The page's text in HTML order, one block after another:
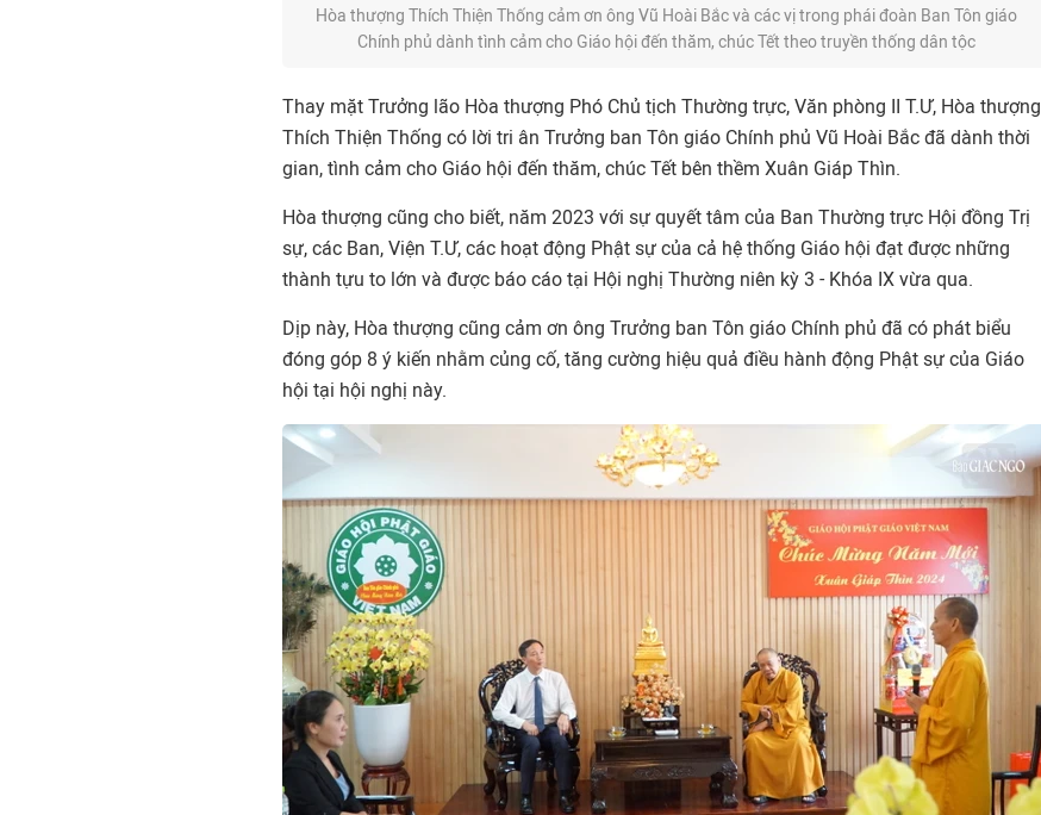
Hòa thượng Thích Thiện Thống cảm ơn ông Vũ Hoài Bắc và các vị trong phái đoàn Ban Tôn giáo
Chính phủ dành tình cảm cho Giáo hội đến thăm, chúc Tết theo truyền thống dân tộc
Thay mặt Trưởng lão Hòa thượng Phó Chủ tịch Thường trực, Văn phòng II T.Ư, Hòa thượng
Thích Thiện Thống có lời tri ân Trưởng ban Tôn giáo Chính phủ Vũ Hoài Bắc đã dành thời
gian, tình cảm cho Giáo hội đến thăm, chúc Tết bên thềm Xuân Giáp Thìn.
Hòa thượng cũng cho biết, năm 2023 với sự quyết tâm của Ban Thường trực Hội đồng Trị
sự, các Ban, Viện T.Ư, các hoạt động Phật sự của cả hệ thống Giáo hội đạt được những
thành tựu to lớn và được báo cáo tại Hội nghị Thường niên kỳ 3 - Khóa IX vừa qua.
Dịp này, Hòa thượng cũng cảm ơn ông Trưởng ban Tôn giáo Chính phủ đã có phát biểu
đóng góp 8 ý kiến nhằm củng cố, tăng cường hiệu quả điều hành động Phật sự của Giáo
hội tại hội nghị này.